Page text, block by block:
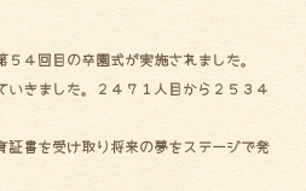
４回目の卒園式が実施されました。
きました。２４７１人目から２５３４
証書を受け取り将来の夢をステージで発